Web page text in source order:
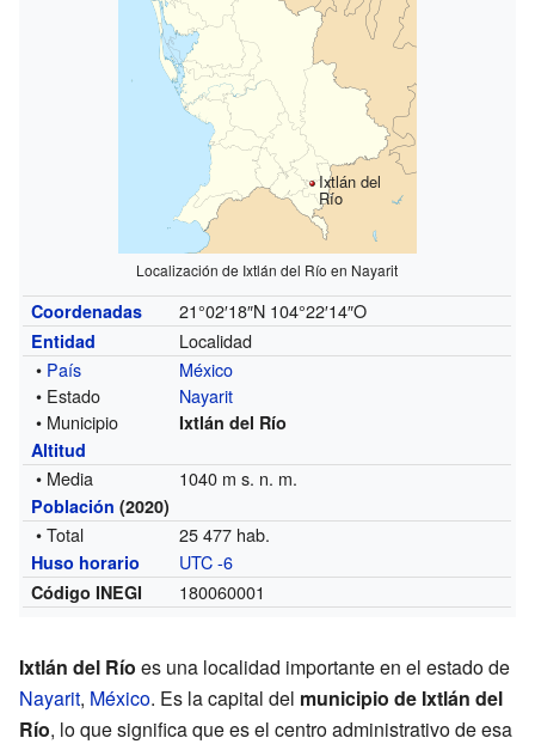
Ixtlán del
Río
Localización de Ixtlán del Río en Nayarit
Coordenadas 21°02′18″N 104°22′14″O
Entidad
Localidad
• País
México
• Estado
Nayarit
• Municipio
Ixtlán del Río
Altitud
• Media 1040 m s. n. m.
Población (2020)
• Total 25 477 hab.
Huso horario UTC -6
Código INEGI 180060001
Ixtlán del Río es una localidad importante en el estado de
Nayarit, México. Es la capital del municipio de Ixtlán del
Río, lo que significa que es el centro administrativo de esa